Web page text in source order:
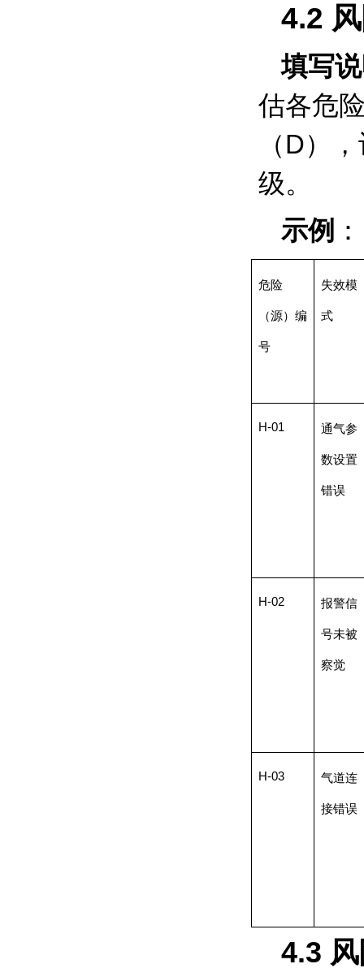
4.2
填写
估各危
（D）
级。
示例 ：
危险
（源）编
号
失效模
式
H-01 通气参
数设置
错误
H-02 报警信
号未被
察觉
H-03 气道连
接错误
4.3